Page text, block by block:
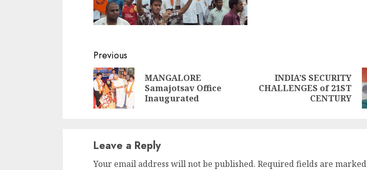
Continue
Reading
Previous
Previous
MANGALORE
Samajotsav Office
Inaugurated
Next
INDIA’S SECURITY
CHALLENGES of 21ST
CENTURY
Leave a Reply
Your email address will not be published. Required fields are marked